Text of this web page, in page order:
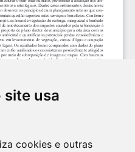
site usa
cookies e outras